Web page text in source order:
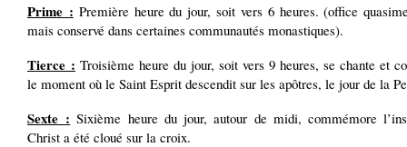
Prime : Première heure du jour, soit vers 6 heures. (office
mais conservé dans certaines communautés monastiques).
Tierce : Troisième heure du jour, soit vers 9 heures, se chante et
le moment où le Saint Esprit descendit sur les apôtres, le jour de la
Sexte : Sixième heure du jour, autour de midi, commémore
Christ a été cloué sur la croix.